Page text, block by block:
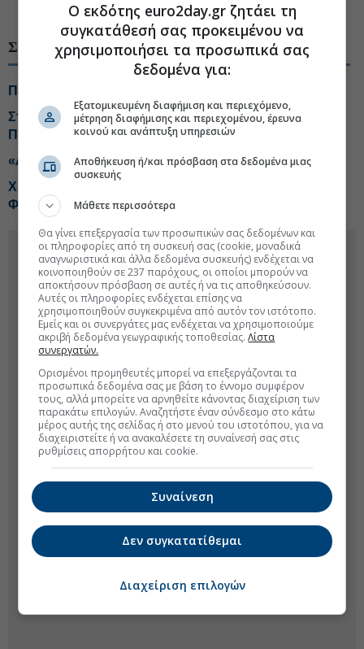
#Νίκος Παπαθανάσης #Ταμείο Ανάκαμψης
ΣΧΕΤΙΚΑ ΘΕΜΑΤΑ
Πρόσκληση 3 εκατ. ευρώ για έργο στη λίμνη Δοϊράνη
Στο ΕΣΠΑ η ολοκληρωμένη δράση «Πρώιμη Παιδική
Παρέμβαση», ύψους 50 εκατ. ευρώ
«Λεφτά... υπάρχουν» και μετά το Ταμείο Ανάκαμψης
Χρηματοδότηση 531.000 ευρώ για τη Μονάδα
Φροντίδας Ηλικιωμένων στη Μεγαλόπολη
Ο εκδότης euro2day.gr ζητάει τη
συγκατάθεσή σας προκειμένου να
χρησιμοποιήσει τα προσωπικά σας
δεδομένα για:
Εξατομικευμένη διαφήμιση και περιεχόμενο,
μέτρηση διαφήμισης και περιεχομένου, έρευνα
κοινού και ανάπτυξη υπηρεσιών
Αποθήκευση ή/και πρόσβαση στα δεδομένα μιας
συσκευής
Μάθετε περισσότερα
Θα γίνει επεξεργασία των προσωπικών σας δεδομένων και
οι πληροφορίες από τη συσκευή σας (cookie, μοναδικά
αναγνωριστικά και άλλα δεδομένα συσκευής) ενδέχεται να
κοινοποιηθούν σε 237 παρόχους, οι οποίοι μπορούν να
αποκτήσουν πρόσβαση σε αυτές ή να τις αποθηκεύσουν.
Αυτές οι πληροφορίες ενδέχεται επίσης να
χρησιμοποιηθούν συγκεκριμένα από αυτόν τον ιστότοπο.
Εμείς και οι συνεργάτες μας ενδέχεται να χρησιμοποιούμε
ακριβή δεδομένα γεωγραφικής τοποθεσίας.Λίστα
συνεργατών.
Ορισμένοι προμηθευτές μπορεί να επεξεργάζονται τα
προσωπικά δεδομένα σας με βάση το έννομο συμφέρον
τους, αλλά μπορείτε να αρνηθείτε κάνοντας διαχείριση των
παρακάτω επιλογών. Αναζητήστε έναν σύνδεσμο στο κάτω
μέρος αυτής της σελίδας ή στο μενού του ιστοτόπου, για να
διαχειριστείτε ή να ανακαλέσετε τη συναίνεσή σας στις
ρυθμίσεις απορρήτου και cookie.
Συναίνεση
Δεν συγκατατίθεμαι
Διαχείριση επιλογών